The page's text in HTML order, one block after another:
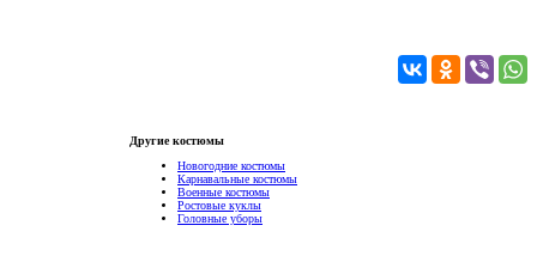
Другие костюмы
Новогодние костюмы
Карнавальные костюмы
Военные костюмы
Ростовые куклы
Головные уборы